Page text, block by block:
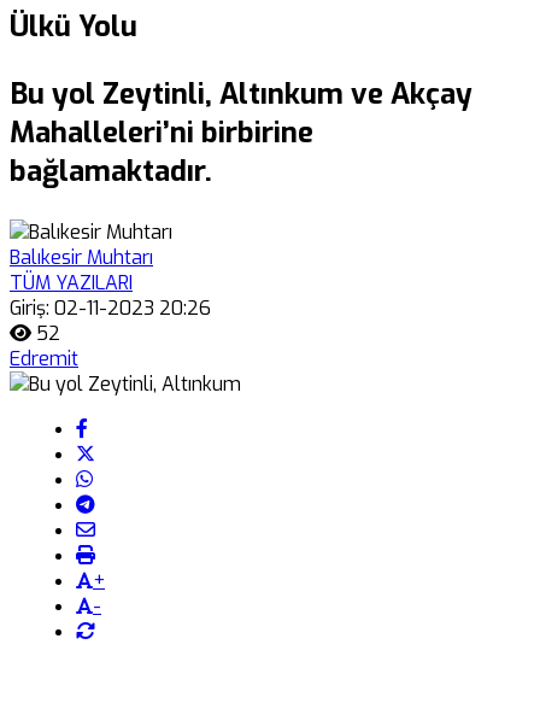
Ülkü Yolu
Bu yol Zeytinli, Altınkum ve Akçay
Mahalleleri’ni birbirine
bağlamaktadır.
Balıkesir Muhtarı
TÜM YAZILARI
Giriş: 02-11-2023 20:26
52
Edremit
+
-